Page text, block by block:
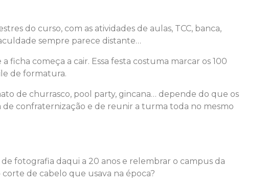
do curso, com as atividades de aulas, TCC, banca,
sempre parece distante…
ficha começa a cair. Essa festa costuma marcar os 100
de formatura.
de churrasco, pool party, gincana… depende do que os
confraternização e de reunir a turma toda no mesmo
fotografia daqui a 20 anos e relembrar o campus da
de cabelo que usava na época?